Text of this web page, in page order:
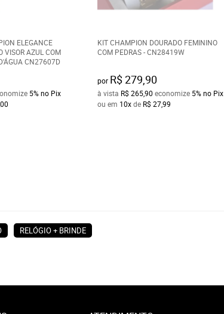
ELEGANCE
VISOR AZUL COM
CN27607D
5% no Pix
KIT CHAMPION DOURADO FEMININO
COM PEDRAS - CN28419W
por R$ 279,90
à vista R$ 265,90 economize 5%no Pix
ou em 10xde R$ 27,99
RELÓGIO + BRINDE